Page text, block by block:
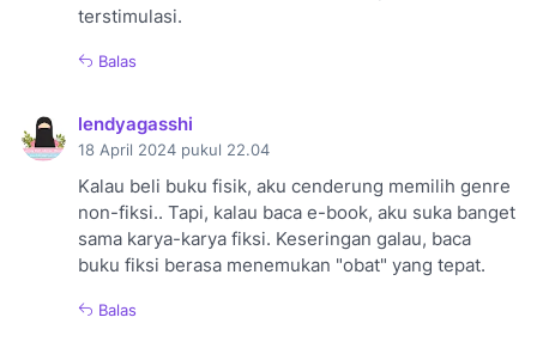
terstimulasi.
Balas
lendyagasshi
18 April 2024 pukul 22.04
Kalau beli buku fisik, aku cenderung memilih genre
non-fiksi.. Tapi, kalau baca e-book, aku suka banget
sama karya-karya fiksi. Keseringan galau, baca
buku fiksi berasa menemukan "obat" yang tepat.
Balas